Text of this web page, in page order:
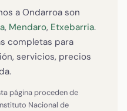
a Ondarroa son
, Mendaro, Etxebarria.
completas para
servicios, precios
página proceden de
Nacional de